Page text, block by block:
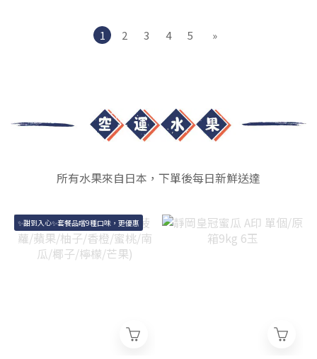
1 2 3 4 5 »
所有水果來自日本，下單後每日新鮮送達
✨甜到入心✨套餐品嚐9種口味，更優惠